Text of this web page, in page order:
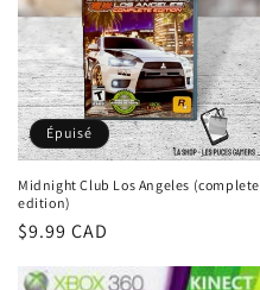
t
i
o
n
:
Épuisé
Midnight Club Los Angeles (complete
edition)
Prix
$9.99 CAD